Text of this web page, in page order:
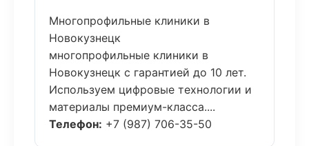
Многопрофильные клиники в
Новокузнецк
многопрофильные клиники в
Новокузнецк с гарантией до 10 лет.
Используем цифровые технологии и
материалы премиум-класса....
Телефон: +7 (987) 706-35-50